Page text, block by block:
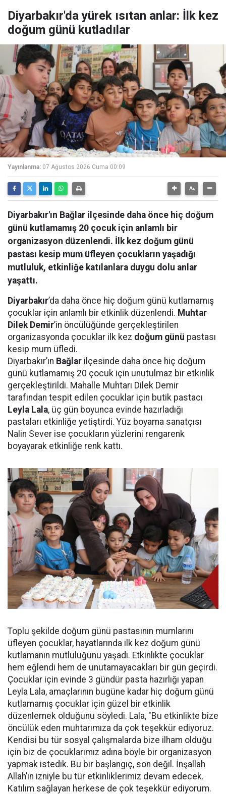
Diyarbakır'da yürek ısıtan anlar: İlk kez
doğum günü kutladılar
Yayınlanma: 07 Ağustos 2026 Cuma 00:09
Diyarbakır'ın Bağlar ilçesinde daha önce hiç doğum
günü kutlamamış 20 çocuk için anlamlı bir
organizasyon düzenlendi. İlk kez doğum günü
pastası kesip mum üfleyen çocukların yaşadığı
mutluluk, etkinliğe katılanlara duygu dolu anlar
yaşattı.
Diyarbakır’da daha önce hiç doğum günü kutlamamış
çocuklar için anlamlı bir etkinlik düzenlendi. Muhtar
Dilek Demir’in öncülüğünde gerçekleştirilen
organizasyonda çocuklar ilk kez doğum günü pastası
kesip mum üfledi.
Diyarbakır’ın Bağlar ilçesinde daha önce hiç doğum
günü kutlamamış 20 çocuk için unutulmaz bir etkinlik
gerçekleştirildi. Mahalle Muhtarı Dilek Demir
tarafından tespit edilen çocuklar için butik pastacı
Leyla Lala, üç gün boyunca evinde hazırladığı
pastaları etkinliğe yetiştirdi. Yüz boyama sanatçısı
Nalin Sever ise çocukların yüzlerini rengarenk
boyayarak etkinliğe renk kattı.
Toplu şekilde doğum günü pastasının mumlarını
üfleyen çocuklar, hayatlarında ilk kez doğum günü
kutlamanın mutluluğunu yaşadı. Etkinlikte çocuklar
hem eğlendi hem de unutamayacakları bir gün geçirdi.
Çocuklar için evinde 3 gündür pasta hazırlığı yapan
Leyla Lala, amaçlarının bugüne kadar hiç doğum günü
kutlamamış çocuklar için güzel bir etkinlik
düzenlemek olduğunu söyledi. Lala, "Bu etkinlikte bize
öncülük eden muhtarımıza da çok teşekkür ediyoruz.
Kendisi bu tür sosyal çalışmalarda bize ilham olduğu
için biz de çocuklarımız adına böyle bir organizasyon
yapmak istedik. Bu bir başlangıç, son değil. İnşallah
Allah’ın izniyle bu tür etkinliklerimiz devam edecek.
Katılım sağlayan herkese de çok teşekkür ediyorum.